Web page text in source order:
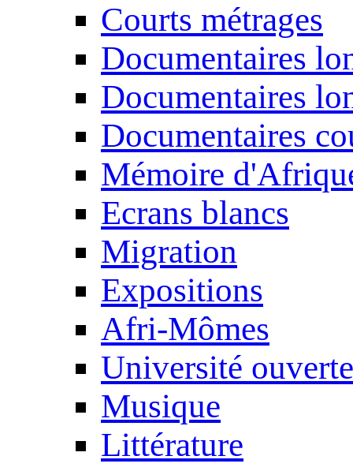
Courts métrages
Documentaires
Documentaires
Documentaires
Mémoire
Ecrans blancs
Migration
Expositions
Afri-Mômes
Université ouverte
Musique
Littérature